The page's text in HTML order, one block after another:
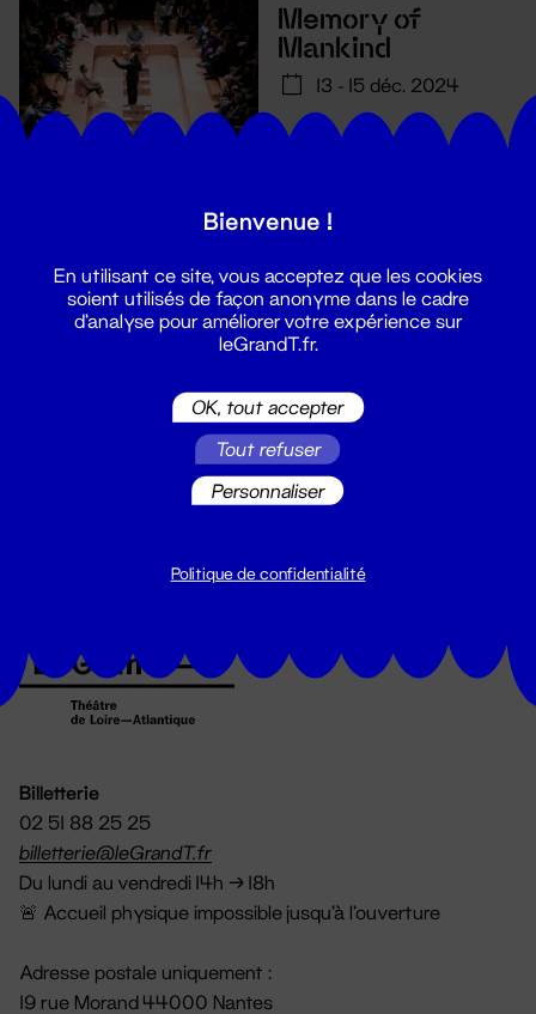
Memory of
Mankind
13 - 15 déc. 2024
Suivez toutes les actualités du
Billetterie
02 51 88 25 25
billetterie@leGrandT.fr
Du lundi au vendredi 14h → 18h
🚨 Accueil physique impossible jusqu'à l'ouverture
Adresse postale uniquement :
19 rue Morand 44000 Nantes
Bienvenue !
En utilisant ce site, vous acceptez que les cookies
soient utilisés de façon anonyme dans le cadre
d'analyse pour améliorer votre expérience sur
leGrandT.fr.
OK, tout accepter
Tout refuser
Personnaliser
Politique de confidentialité